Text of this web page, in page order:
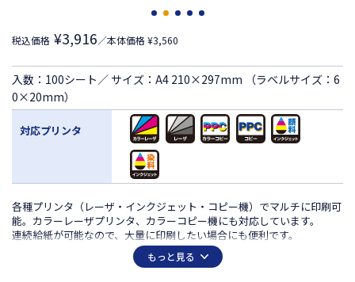
税込価格 ¥3,916／本体価格 ¥3,560
入数：100シート／ サイズ：A4 210×297mm （ラベルサイズ：6
0×20mm）
対応プリンタ
各種プリンタ（レーザ・インクジェット・コピー機）でマルチに印刷可
能。カラーレーザプリンタ、カラーコピー機にも対応しています。
連続給紙が可能なので、大量に印刷したい場合にも便利です。
もっと見る